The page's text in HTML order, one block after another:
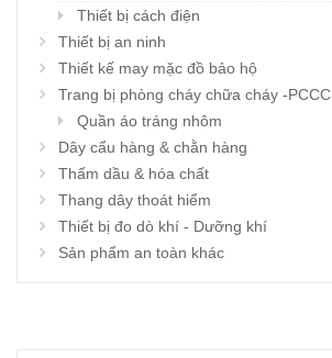
Thiết bị cách điện
Thiết bị an ninh
Thiết kế may mặc đồ bảo hộ
Trang bị phòng cháy chữa cháy -PCCC
Quần áo tráng nhôm
Dây cẩu hàng & chằn hàng
Thấm dầu & hóa chất
Thang dây thoát hiểm
Thiết bị đo dò khí - Dưỡng khí
Sản phẩm an toàn khác